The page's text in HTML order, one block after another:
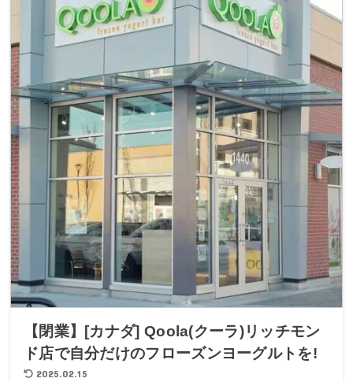
【閉業】[カナダ] Qoola(クーラ)リッチモン
ド店で自分だけのフローズンヨーグルトを!
2025.02.15